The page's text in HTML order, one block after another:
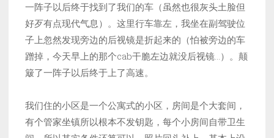
一阵子以后终于找到了我们的车（虽然也很灰头土脸但
好歹有点现代气息）。这里行车靠左，我坐在副驾驶位
子上忽然发现旁边的后视镜是折起来的（怕被旁边的车
蹭掉，今天早上的那个cab干脆左边就没后视镜…）。颠
簸了一阵子以后终于上了高速。
我们住的小区是一个公寓式的小区，房间是个大套间，
有个管家坐镇所以根本不发钥匙，每个小房间自带卫生